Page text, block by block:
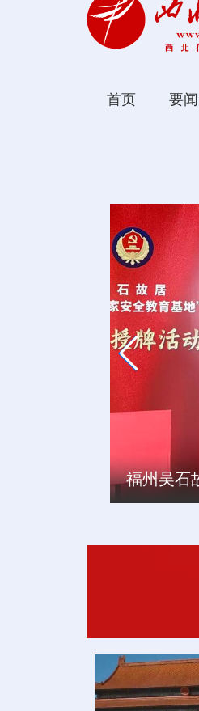
首页 要闻
福州吴石
《国家安
让人人都
福州吴石
《国家安